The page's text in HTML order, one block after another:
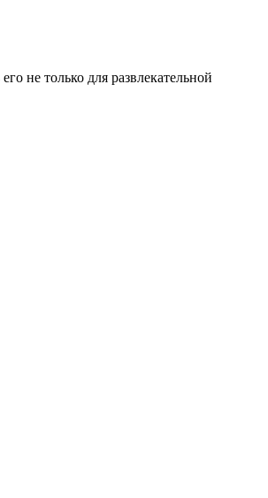
не только для развлекательной